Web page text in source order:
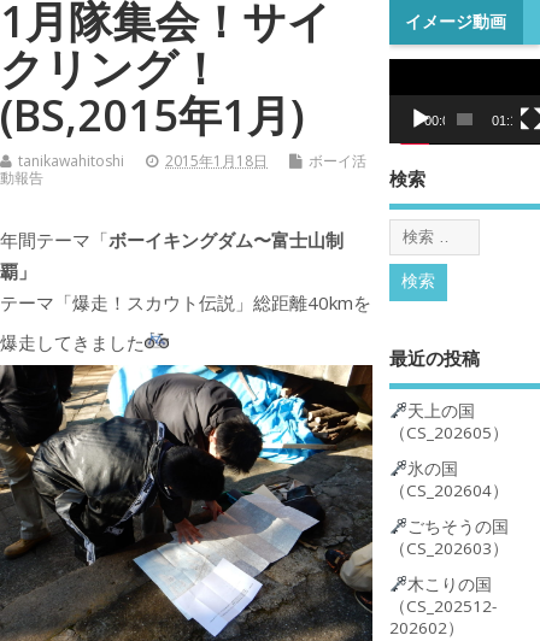
1月隊集会！サイ
クリング！
(BS,2015年1月)
tanikawahitoshi 2015年1月18日
ボーイ活
動報告
年間テーマ「ボーイキングダム〜富士山制
覇」
テーマ「爆走！スカウト伝説」総距離40kmを
爆走してきました
イメージ動画
画
レ
ー
ヤ
00:00 01:17
検索
最近の投稿
天上の国
（CS_202605）
氷の国
（CS_202604）
ごちそうの国
（CS_202603）
木こりの国
（CS_202512-
202602）